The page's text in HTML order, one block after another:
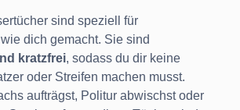
sind speziell für
dich gemacht. Sie sind
kratzfrei, sodass du dir keine
oder Streifen machen musst.
aufträgst, Politur abwischst oder